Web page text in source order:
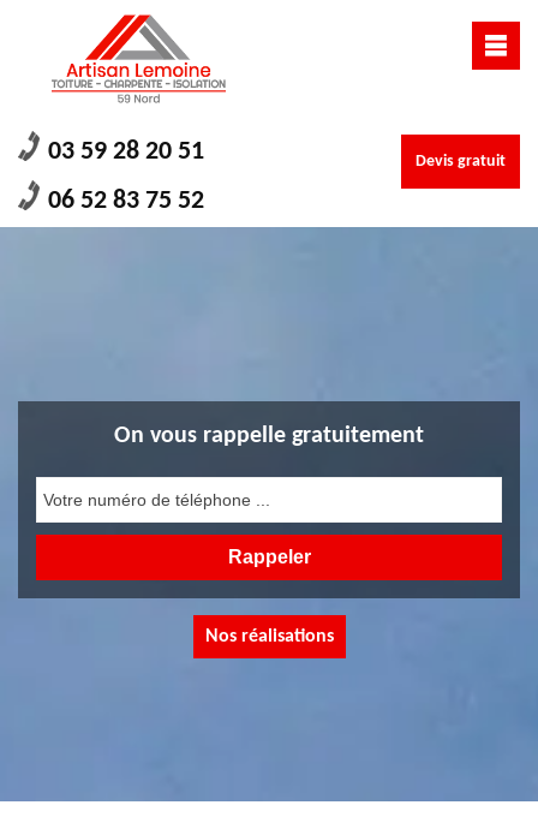
03 59 28 20 51
06 52 83 75 52
Devis gratuit
On vous rappelle gratuitement
Nos réalisations